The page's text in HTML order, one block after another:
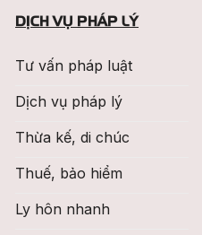
DỊCH VỤ PHÁP LÝ
Tư vấn pháp luật
Dịch vụ pháp lý
Thừa kế, di chúc
Thuế, bảo hiểm
Ly hôn nhanh